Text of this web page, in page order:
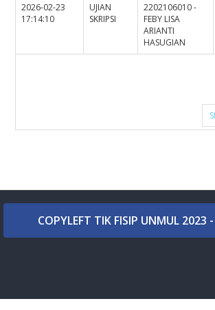
2026-02-23
17:14:10
UJIAN
SKRIPSI
2202106010 -
FEBY LISA
ARIANTI
HASUGIAN
COPYLEFT TIK FISIP UNMUL 2023